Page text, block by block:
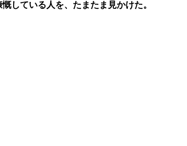
している人を、たまたま見かけた。